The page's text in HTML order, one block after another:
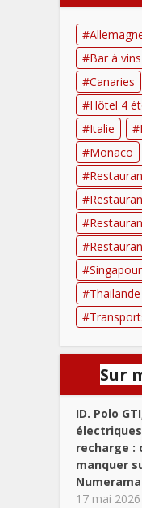
Bar à vins
Canaries
Hôtel 4
Italie
Monaco
Singapour
Thailande
Sur
ID. Polo
recharge :
manquer
Numerama
17 mai 2026